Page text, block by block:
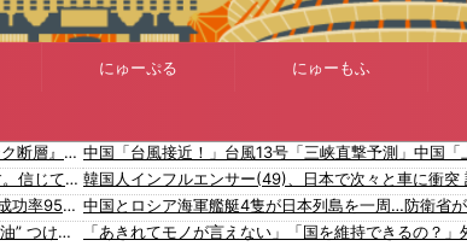
にゅーぷる にゅーもふ
【速報】 熊本地震を引き起こした『危険度Sランク断層』日本のド真ん中に10カ所もあると判明
ジャンポケ斉藤「同意があったんです。本当です。信じて下さい」 ←何でこの主張が通らないの？
レーシック手術（費用10万円、視力2.0になる、成功率95%）←これをしない理由ｗｗ
【えぇ!?】 回らない寿司屋で、彼氏が寿司に “醤油” つけてた→私「は？30にもなって、醤油つけるとか恥ずかしい！ドン引き！低レベル!! 回転寿司しか行ったことない人はこれだから…」